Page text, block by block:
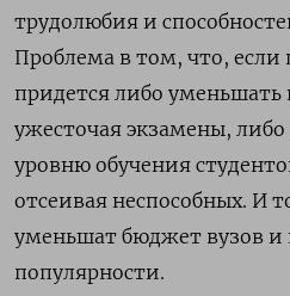
трудолюбия и
Проблема в том, что, если
придется либо уменьшать
ужесточая экзамены,
уровню обучения
отсеивая неспособных. И
уменьшат бюджет вузов и
популярности.